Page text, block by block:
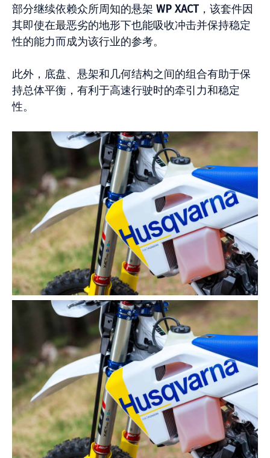
部分继续依赖众所周知的悬架 WP XACT，该套件因
其即使在最恶劣的地形下也能吸收冲击并保持稳定
性的能力而成为该行业的参考。
此外，底盘、悬架和几何结构之间的组合有助于保
持总体平衡，有利于高速行驶时的牵引力和稳定
性。